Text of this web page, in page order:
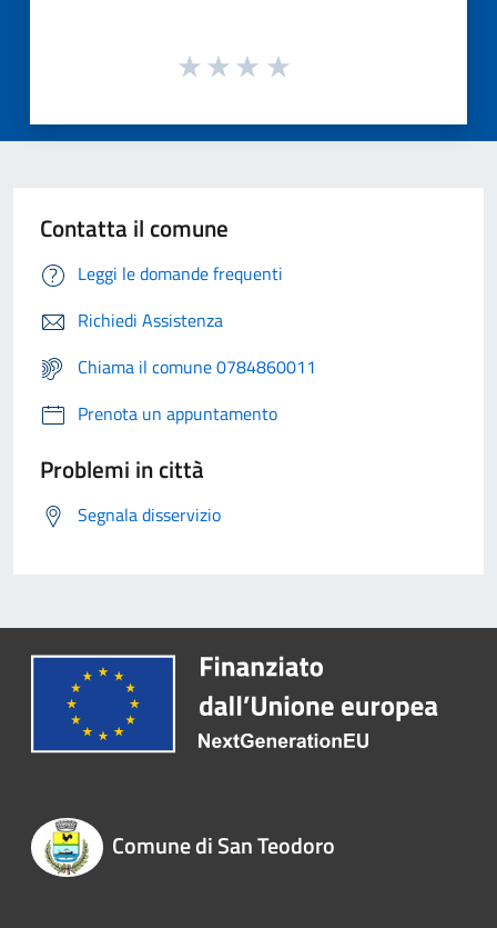
Contatta il comune
Leggi le domande frequenti
Richiedi Assistenza
Chiama il comune 0784860011
Prenota un appuntamento
Problemi in città
Segnala disservizio
Comune di San Teodoro